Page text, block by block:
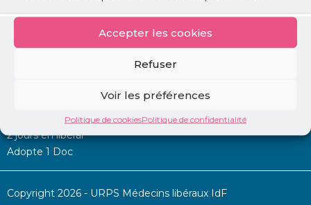
Accepter les cookies
Refuser
Voir les préférences
Politique de cookiesPolitique de confidentialité
Permanence d’aide à l’installation
2 jours en libéral
Adopte 1 Doc
Copyright 2026 - URPS Médecins libéraux IdF